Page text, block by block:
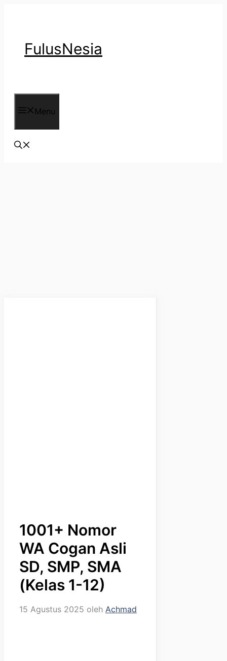
FulusNesia
Menu
1001+ Nomor
WA Cogan Asli
SD, SMP, SMA
(Kelas 1-12)
15 Agustus 2025 oleh Achmad